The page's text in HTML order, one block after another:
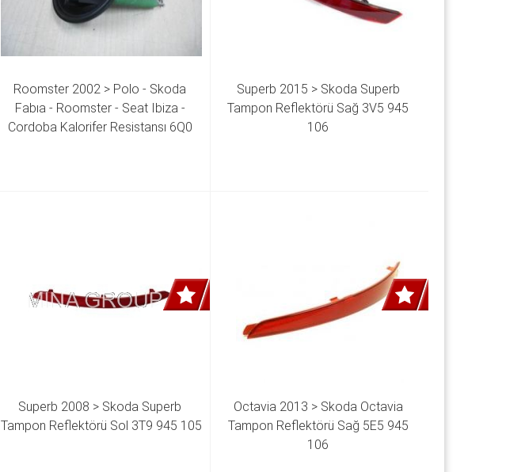
Roomster 2002 > Polo - Skoda
Fabıa - Roomster - Seat Ibiza -
Cordoba Kalorifer Resistansı 6Q0
Superb 2015 > Skoda Superb
Tampon Reflektörü Sağ 3V5 945
106
Superb 2008 > Skoda Superb
Tampon Reflektörü Sol 3T9 945 105
Octavia 2013 > Skoda Octavia
Tampon Reflektörü Sağ 5E5 945
106